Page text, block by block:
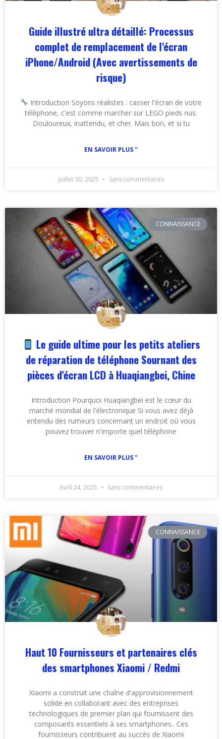
Guide illustré ultra détaillé: Processus
complet de remplacement de l'écran
iPhone/Android (Avec avertissements de
risque)
Introduction Soyons réalistes : casser l'écran de votre
téléphone, c'est comme marcher sur LEGO pieds nus.
Douloureux, inattendu, et cher. Mais bon, et si tu
EN SAVOIR PLUS "
Juillet 30, 2025 Sans commentaires
CONNAISSANCE
Le guide ultime pour les petits ateliers
de réparation de téléphone Sournant des
pièces d'écran LCD à Huaqiangbei, Chine
Introduction Pourquoi Huaqiangbei est le cœur du
marché mondial de l'électronique Si vous avez déjà
entendu des rumeurs concernant un endroit où vous
pouvez trouver n'importe quel téléphone
EN SAVOIR PLUS "
Avril 24, 2025 Sans commentaires
CONNAISSANCE
Haut 10 Fournisseurs et partenaires clés
des smartphones Xiaomi / Redmi
Xiaomi a construit une chaîne d'approvisionnement
solide en collaborant avec des entreprises
technologiques de premier plan qui fournissent des
composants essentiels à ses smartphones.. Ces
fournisseurs contribuent au succès de Xiaomi